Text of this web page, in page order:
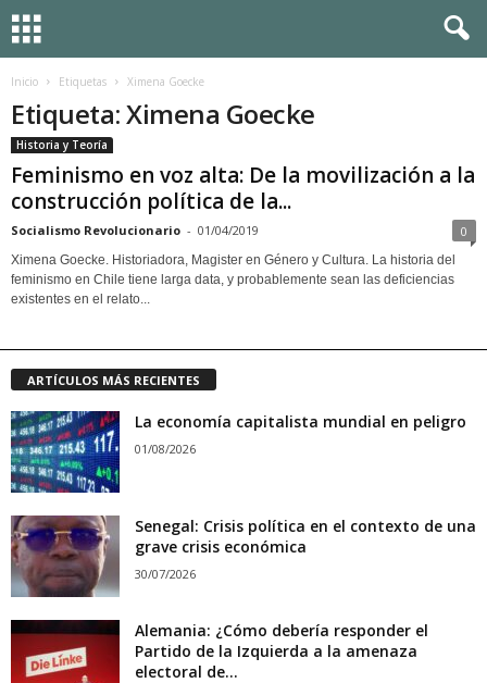
Inicio Etiquetas Ximena Goecke
Etiqueta: Ximena Goecke
Historia y Teoría
Feminismo en voz alta: De la movilización a la
construcción política de la...
Socialismo Revolucionario - 01/04/2019 0
Ximena Goecke. Historiadora, Magister en Género y Cultura. La historia del
feminismo en Chile tiene larga data, y probablemente sean las deficiencias
existentes en el relato...
ARTÍCULOS MÁS RECIENTES
La economía capitalista mundial en peligro
01/08/2026
Senegal: Crisis política en el contexto de una
grave crisis económica
30/07/2026
Alemania: ¿Cómo debería responder el
Partido de la Izquierda a la amenaza
electoral de...